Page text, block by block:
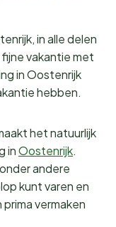
in alle delen
vakantie met
in Oostenrijk
hebben.
het natuurlijk
inOostenrijk.
andere
kunt varen en
vermaken